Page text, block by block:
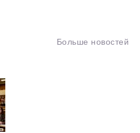
Больше новостей